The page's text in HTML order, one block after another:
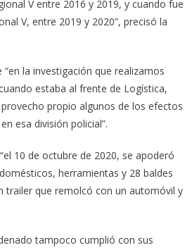
V entre 2016 y 2019, y cuando fue
V, entre 2019 y 2020”, precisó la
la investigación que realizamos
estaba al frente de Logística,
propio algunos de los efectos
esa división policial”.
10 de octubre de 2020, se apoderó
herramientas y 28 baldes
trailer que remolcó con un automóvil y
tampoco cumplió con sus